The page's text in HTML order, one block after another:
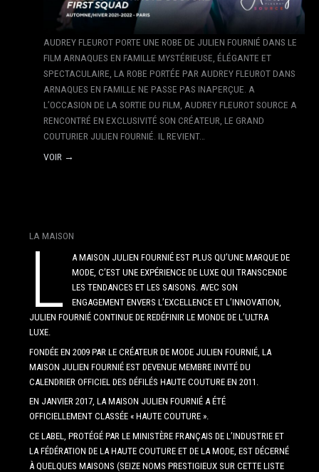
AUDREY FLEUROT PORTE UNE ROBE DE JULIEN FOURNIÉ DANS LE
FILM ARNAQUES EN FAMILLE MYSTÉRIEUSE, ÉLÉGANTE ET
SPECTACULAIRE, LA ROBE PORTÉE PAR AUDREY FLEUROT DANS
ARNAQUES EN FAMILLE NE PASSE PAS INAPERÇUE. A
L’OCCASION DE LA SORTIE DU FILM, AUDREY FLEUROT SOURCE A
RENCONTRÉ EN EXCLUSIVITÉ SON CRÉATEUR, LE GRAND
COUTURIER JULIEN FOURNIÉ. IL REVIENT…
VOIR →
LA MAISON
L
A MAISON JULIEN FOURNIÉ EST PLUS QU’UNE MARQUE DE
MODE, C’EST UNE EXPÉRIENCE DE LUXE QUI TRANSCENDE
LES TENDANCES ET LES SAISONS. AVEC SON
ENGAGEMENT ENVERS L’EXCELLENCE ET L’INNOVATION,
JULIEN FOURNIÉ CONTINUE DE REDÉFINIR LE MONDE DE L’ULTRA
LUXE.
FONDÉE EN 2009 PAR LE CRÉATEUR DE MODE JULIEN FOURNIÉ, LA
MAISON JULIEN FOURNIÉ EST DEVENUE MEMBRE INVITÉ DU
CALENDRIER OFFICIEL DES DÉFILÉS HAUTE COUTURE EN 2011.
EN JANVIER 2017, LA MAISON JULIEN FOURNIÉ A ÉTÉ
OFFICIELLEMENT CLASSÉE « HAUTE COUTURE ».
CE LABEL, PROTÉGÉ PAR LE MINISTÈRE FRANÇAIS DE L’INDUSTRIE ET
LA FÉDÉRATION DE LA HAUTE COUTURE ET DE LA MODE, EST DÉCERNÉ
À QUELQUES MAISONS (SEIZE NOMS PRESTIGIEUX SUR CETTE LISTE